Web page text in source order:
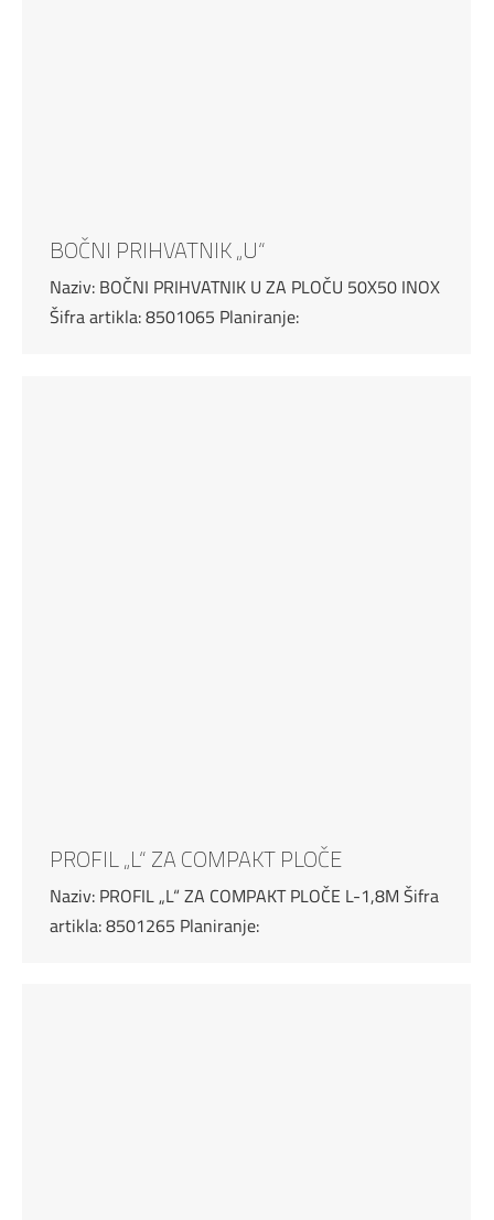
BOČNI PRIHVATNIK „U“
Naziv: BOČNI PRIHVATNIK U ZA PLOČU 50X50 INOX
Šifra artikla: 8501065 Planiranje:
PROFIL „L“ ZA COMPAKT PLOČE
Naziv: PROFIL „L“ ZA COMPAKT PLOČE L-1,8M Šifra
artikla: 8501265 Planiranje: